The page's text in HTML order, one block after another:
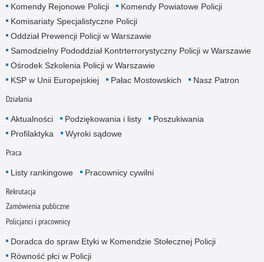
Komendy Rejonowe Policji
Komendy Powiatowe Policji
Komisariaty Specjalistyczne Policji
Oddział Prewencji Policji w Warszawie
Samodzielny Pododdział Kontrterrorystyczny Policji w Warszawie
Ośrodek Szkolenia Policji w Warszawie
KSP w Unii Europejskiej
Pałac Mostowskich Nasz Patron
Działania
Aktualności Podziękowania i listy
Poszukiwania
Profilaktyka
Wyroki sądowe
Praca
Listy rankingowe Pracownicy cywilni
Rekrutacja
Zamówienia publiczne
Policjanci i pracownicy
Doradca do spraw Etyki w Komendzie Stołecznej Policji
Równość płci w Policji